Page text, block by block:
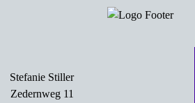
Stefanie Stiller
Zedernweg 11